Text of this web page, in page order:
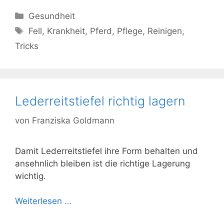
Kategorien
Gesundheit
Schlagwörter
Fell, Krankheit, Pferd, Pflege, Reinigen,
Tricks
Lederreitstiefel richtig lagern
von Franziska Goldmann
Damit Lederreitstiefel ihre Form behalten und
ansehnlich bleiben ist die richtige Lagerung
wichtig.
Weiterlesen …